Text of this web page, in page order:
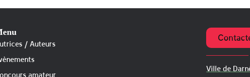
/ Auteurs
amateur
Ville de